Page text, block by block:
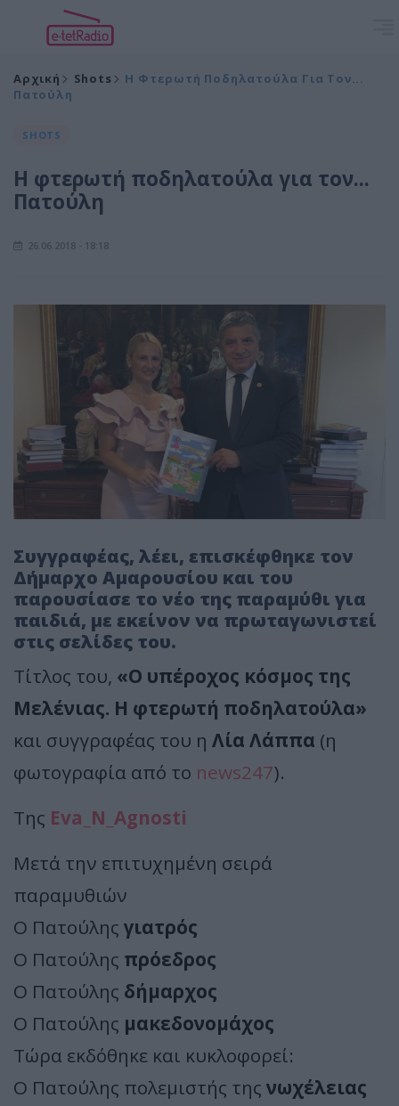
Αρχική Shots
Η Φτερωτή Ποδηλατούλα Για Τον...
Πατούλη
SHOTS
Η φτερωτή ποδηλατούλα για τον...
Πατούλη
26.06.2018 - 18:18
Συγγραφέας, λέει, επισκέφθηκε τον
Δήμαρχο Αμαρουσίου και του
παρουσίασε το νέο της παραμύθι για
παιδιά, με εκείνον να πρωταγωνιστεί
στις σελίδες του.
Τίτλος του, «Ο υπέροχος κόσμος της
Μελένιας. Η φτερωτή ποδηλατούλα»
και συγγραφέας του η Λία Λάππα (η
φωτογραφία από το news247).
Της Eva_N_Agnosti
Μετά την επιτυχημένη σειρά
παραμυθιών
Ο Πατούλης γιατρός
Ο Πατούλης πρόεδρος
Ο Πατούλης δήμαρχος
Ο Πατούλης μακεδονομάχος
Τώρα εκδόθηκε και κυκλοφορεί:
Ο Πατούλης πολεμιστής της νωχέλειας